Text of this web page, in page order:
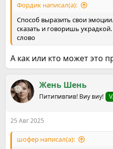
Фордик написал(а):
Способ выразить свои
сказать и говоришь
слово
А как или кто может это
Жень Шень
Питипивпив! Виу виу!
25 Авг 2025
шофер написал(а):